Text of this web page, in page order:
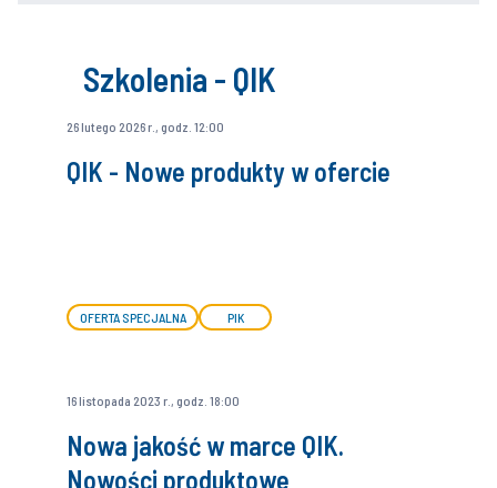
Szkolenia - QIK
26 lutego 2026 r., godz. 12:00
QIK - Nowe produkty w ofercie
OFERTA SPECJALNA PIK
16 listopada 2023 r., godz. 18:00
Nowa jakość w marce QIK.
Nowości produktowe